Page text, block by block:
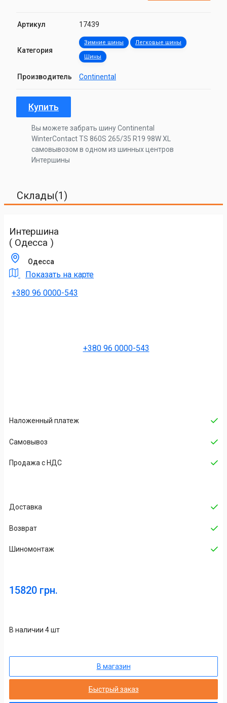
Артикул 17439
Категория
Зимние шины Легковые шины
Шины
Производитель Continental
Купить
Вы можете забрать шину Continental
WinterContact TS 860S 265/35 R19 98W XL
самовывозом в одном из шинных центров
Интершины
Склады(1)
Интершина
( Одесса )
Одесса
Показать на карте
+380 96 0000-543
+380 96 0000-543
Наложенный платеж
Cамовывоз
Продажа с НДС
Доставка
Возврат
Шиномонтаж
15820 грн.
В наличии 4 шт
В магазин
Быстрый заказ